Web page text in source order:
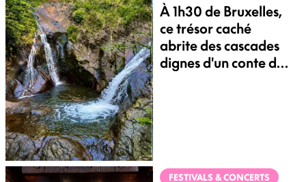
À 1h30 de Bruxelles,
ce trésor caché
abrite des cascades
dignes d'un conte de
FESTIVALS & CONCERTS